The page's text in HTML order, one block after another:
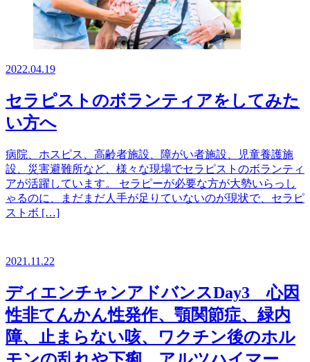
2022.04.19
セラピストのボランティアをしてみた
い方へ
病院、ホスピス、高齢者施設、障がい者施設、児童養護施
設、災害避難所など、様々な現場でセラピストのボランティ
アが活躍しています。 セラピーが必要な方が大勢いらっし
ゃるのに、まだまだ人手が足りていないのが現状で、セラピ
ストボ […]
2021.11.22
ディエンチャンアドバンスDay3 心因
性非てんかん性発作、顎関節症、緑内
障、止まらない咳、ワクチン後のホル